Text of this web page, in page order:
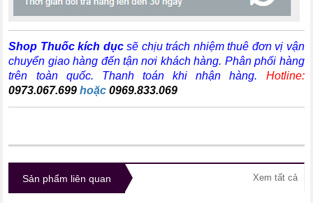
Shop Thuốc kích dục sẽ chịu trách nhiệm thuê đơn vị vận
chuyển giao hàng đến tận nơi khách hàng. Phân phối hàng
trên toàn quốc. Thanh toán khi nhận hàng. Hotline:
0973.067.699 hoặc0969.833.069
Sản phẩm liên quan Xem tất cả